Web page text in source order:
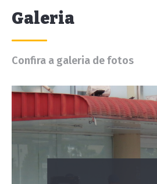
Galeria
Confira a galeria de fotos